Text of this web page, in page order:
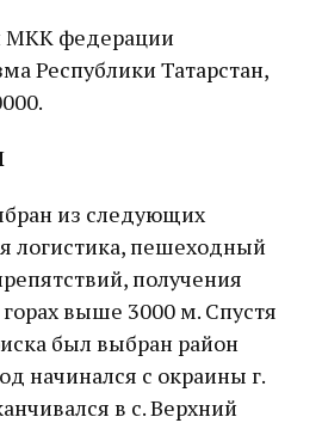
МКК федерации
Республики Татарстан,
из следующих
логистика, пешеходный
получения
выше 3000 м. Спустя
был выбран район
начинался с окраины г.
в с. Верхний